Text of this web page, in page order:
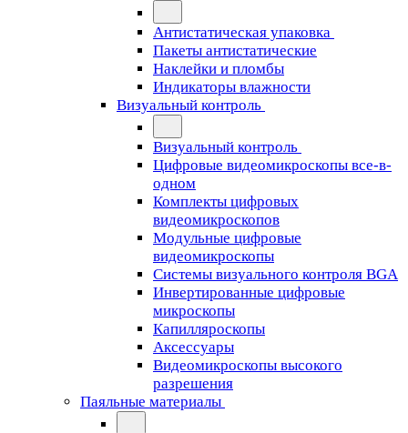
Антистатическая упаковка
Пакеты антистатические
Наклейки и пломбы
Индикаторы влажности
Визуальный контроль
Визуальный контроль
Цифровые видеомикроскопы все-в-
одном
Комплекты цифровых
видеомикроскопов
Модульные цифровые
видеомикроскопы
Cистемы визуального контроля BGA
Инвертированные цифровые
микроскопы
Капилляроскопы
Аксессуары
Видеомикроскопы высокого
разрешения
Паяльные материалы